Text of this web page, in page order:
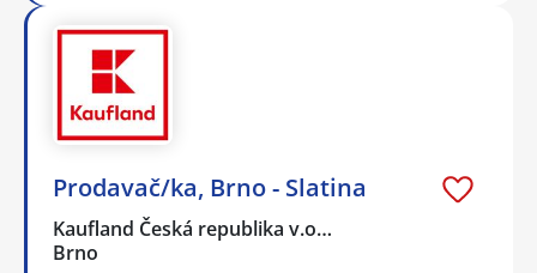
Prodavač/ka, Brno - Slatina
Kaufland Česká republika v.o…
Brno